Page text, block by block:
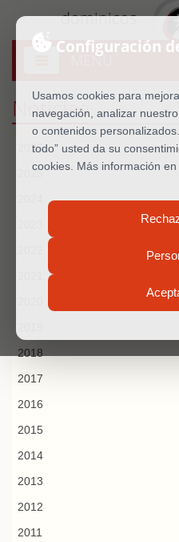
Configuración
Usamos cookies para
navegación, analizar
o contenidos
todo” usted da su
cookies. Más información
dominicos
MENU
Noticias
2026
2025
2018
2017
2016
2015
2014
2013
2012
2011